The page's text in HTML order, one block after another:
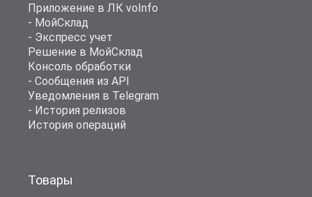
Приложение в ЛК voInfo
- МойСклад
- Экспресс учет
Решение в МойСклад
Консоль обработки
- Сообщения из API
Уведомления в Telegram
- История релизов
История операций
Товары